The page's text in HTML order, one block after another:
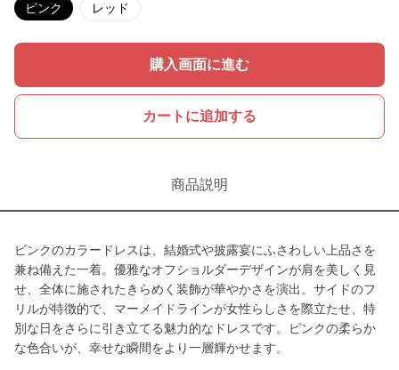
ピンク レッド
購入画面に進む
カートに追加する
商品説明
ピンクのカラードレスは、結婚式や披露宴にふさわしい上品さを
兼ね備えた一着。優雅なオフショルダーデザインが肩を美しく見
せ、全体に施されたきらめく装飾が華やかさを演出。サイドのフ
リルが特徴的で、マーメイドラインが女性らしさを際立たせ、特
別な日をさらに引き立てる魅力的なドレスです。ピンクの柔らか
な色合いが、幸せな瞬間をより一層輝かせます。